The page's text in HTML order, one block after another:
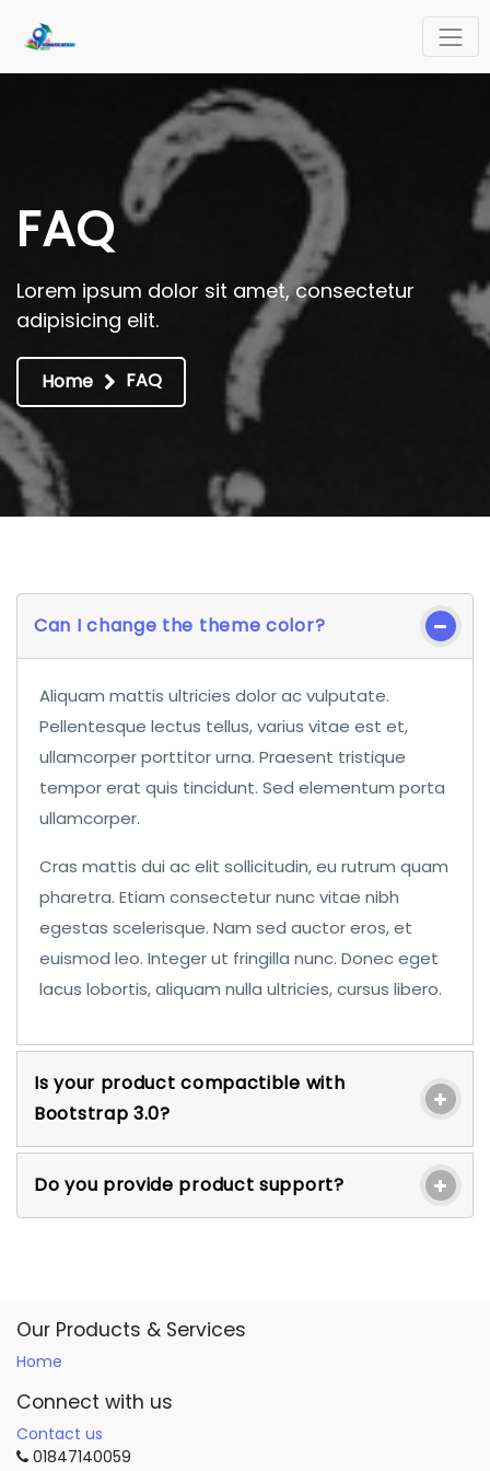
FAQ
Lorem ipsum dolor sit amet, consectetur
adipisicing elit.
Home FAQ
Can I change the theme color?
Aliquam mattis ultricies dolor ac vulputate.
Pellentesque lectus tellus, varius vitae est et,
ullamcorper porttitor urna. Praesent tristique
tempor erat quis tincidunt. Sed elementum porta
ullamcorper.
Cras mattis dui ac elit sollicitudin, eu rutrum quam
pharetra. Etiam consectetur nunc vitae nibh
egestas scelerisque. Nam sed auctor eros, et
euismod leo. Integer ut fringilla nunc. Donec eget
lacus lobortis, aliquam nulla ultricies, cursus libero.
Is your product compactible with
Bootstrap 3.0?
Do you provide product support?
Our Products & Services
Home
Connect with us
Contact us
01847140059